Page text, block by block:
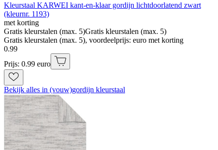
Kleurstaal KARWEI kant-en-klaar gordijn lichtdoorlatend zwart
(kleurnr. 1193)
met korting
Gratis kleurstalen (max. 5)Gratis kleurstalen (max. 5)
Gratis kleurstalen (max. 5), voordeelprijs: euro met korting
0.99
Prijs: 0.99 euro
Bekijk alles in (vouw)gordijn kleurstaal